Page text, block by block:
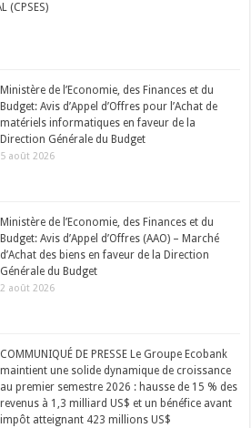
(CPSES)
Ministère de l’Economie, des Finances et du
Budget: Avis d’Appel d’Offres pour l’Achat de
matériels informatiques en faveur de la
Direction Générale du Budget
5 août 2026
Ministère de l’Economie, des Finances et du
Budget: Avis d’Appel d’Offres (AAO) – Marché
d’Achat des biens en faveur de la Direction
Générale du Budget
2 août 2026
COMMUNIQUÉ DE PRESSE Le Groupe Ecobank
maintient une solide dynamique de croissance
au premier semestre 2026 : hausse de 15 % des
revenus à 1,3 milliard US$ et un bénéfice avant
impôt atteignant 423 millions US$